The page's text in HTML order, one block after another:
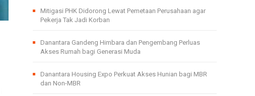
Mitigasi PHK Didorong Lewat Pemetaan Perusahaan agar
Pekerja Tak Jadi Korban
Danantara Gandeng Himbara dan Pengembang Perluas
Akses Rumah bagi Generasi Muda
Danantara Housing Expo Perkuat Akses Hunian bagi MBR
dan Non-MBR